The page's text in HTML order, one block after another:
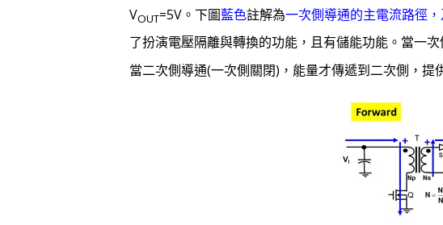
VOUT=5V。下圖藍色註解為一次側導通的主電流路徑
了扮演電壓隔離與轉換的功能，且有儲能功能。當一
當二次側導通(一次側關閉)，能量才傳遞到二次側，提